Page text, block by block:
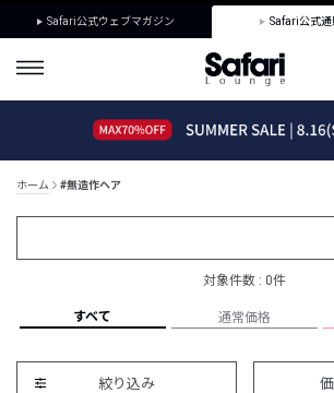
Safari公式ウェブマガジン Safari公式通
ホーム #無造作ヘア
対象件数 : 0件
すべて 通常価格
絞り込み